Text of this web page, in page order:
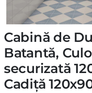
Cabină de
Batantă,
securizată
Cadiță